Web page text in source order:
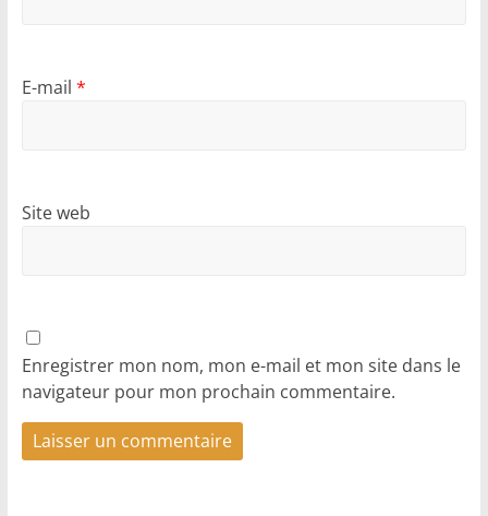
E-mail *
Site web
Enregistrer mon nom, mon e-mail et mon site dans le
navigateur pour mon prochain commentaire.